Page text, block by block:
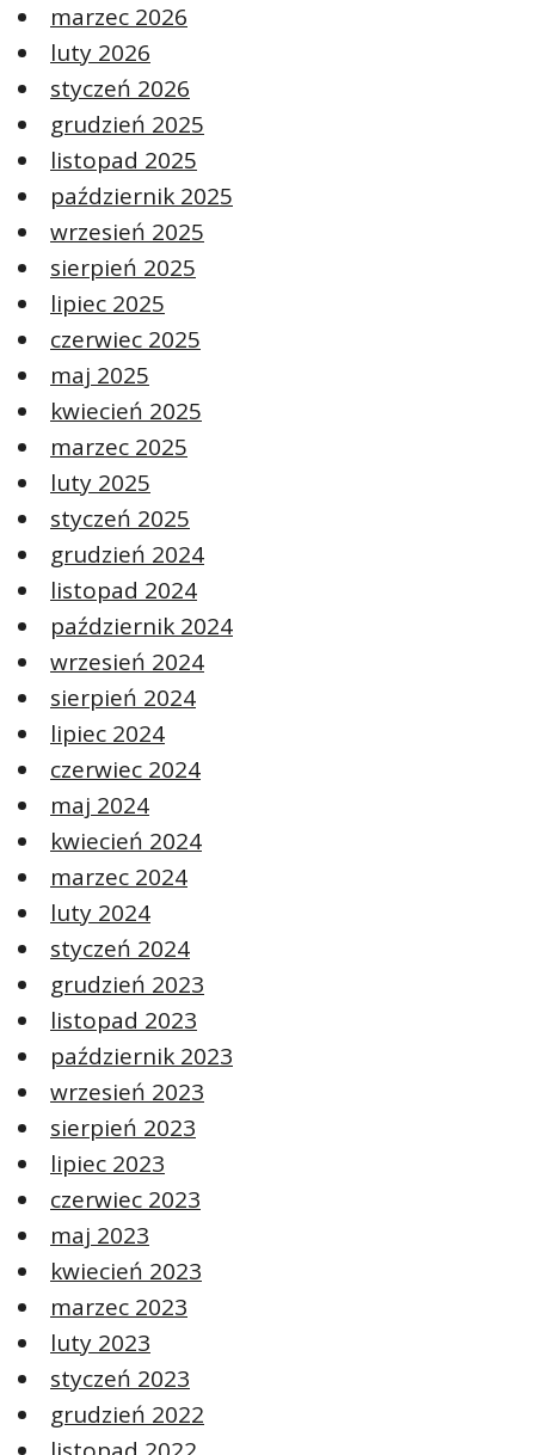
marzec 2026
luty 2026
styczeń 2026
grudzień 2025
listopad 2025
październik 2025
wrzesień 2025
sierpień 2025
lipiec 2025
czerwiec 2025
maj 2025
kwiecień 2025
marzec 2025
luty 2025
styczeń 2025
grudzień 2024
listopad 2024
październik 2024
wrzesień 2024
sierpień 2024
lipiec 2024
czerwiec 2024
maj 2024
kwiecień 2024
marzec 2024
luty 2024
styczeń 2024
grudzień 2023
listopad 2023
październik 2023
wrzesień 2023
sierpień 2023
lipiec 2023
czerwiec 2023
maj 2023
kwiecień 2023
marzec 2023
luty 2023
styczeń 2023
grudzień 2022